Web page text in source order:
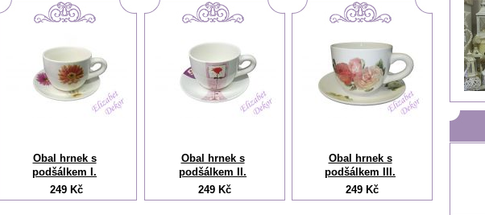
Obal hrnek s
podšálkem I.
249 Kč
Obal hrnek s
podšálkem II.
249 Kč
Obal hrnek s
podšálkem III.
249 Kč